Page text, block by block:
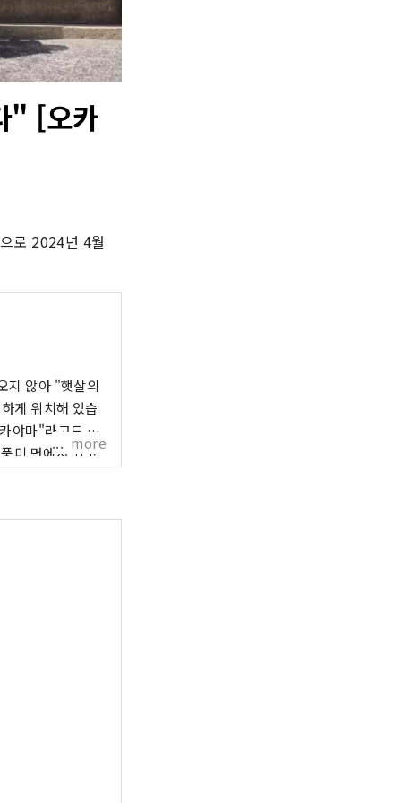
" [오카
로 2024년 4월
지 않아 "햇살의
게 위치해 있습
미 면에서 최고
more